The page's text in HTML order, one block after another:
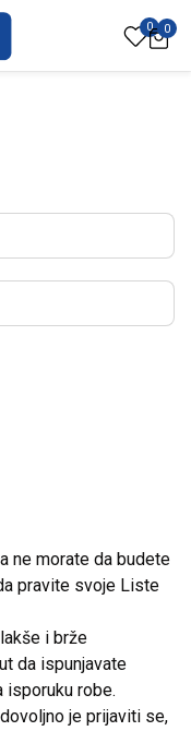
0 0
ne morate da budete
pravite svoje Liste
i brže
da ispunjavate
isporuku robe.
je prijaviti se,